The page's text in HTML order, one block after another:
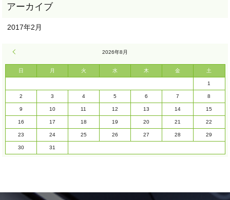
2017年2月
2026年8月
日 月 火 水 木 金 土
1
2 3 4 5 6 7 8
9 10 11 12 13 14 15
16 17 18 19 20 21 22
23 24 25 26 27 28 29
30 31